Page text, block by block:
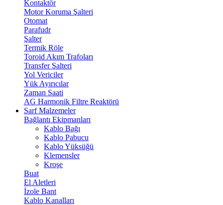
Kontaktör
Motor Koruma Şalteri
Otomat
Parafudr
Şalter
Termik Röle
Toroid Akım Trafoları
Transfer Şalteri
Yol Vericiler
Yük Ayırıcılar
Zaman Saati
AG Harmonik Filtre Reaktörü
Sarf Malzemeler
Bağlantı Ekipmanları
Kablo Bağı
Kablo Pabucu
Kablo Yüksüğü
Klemensler
Kroşe
Buat
El Aletleri
İzole Bant
Kablo Kanalları